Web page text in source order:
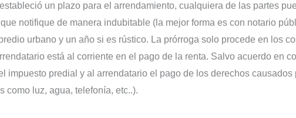
un plazo para el arrendamiento, cualquiera de las partes
notifique de manera indubitable (la mejor forma es con notario
urbano y un año si es rústico. La prórroga solo procede en los
está al corriente en el pago de la renta. Salvo acuerdo en
impuesto predial y al arrendatario el pago de los derechos causados
como luz, agua, telefonía, etc..).